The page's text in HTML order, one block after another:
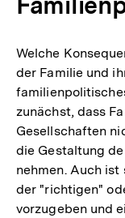
Welche
der Familie und
zunächst, dass
Gesellschaften
die Gestaltung
nehmen. Auch
der "richtigen"
vorzugeben und